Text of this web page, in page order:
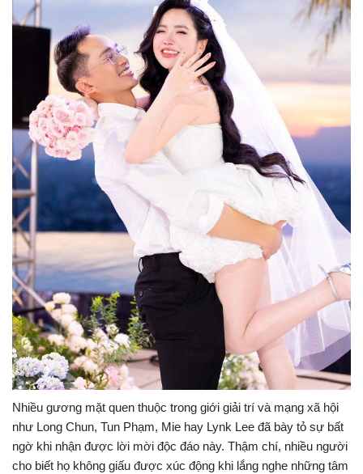
Nhiều gương mặt quen thuộc trong giới giải trí và mạng xã hội
như Long Chun, Tun Phạm, Mie hay Lynk Lee đã bày tỏ sự bất
ngờ khi nhận được lời mời độc đáo này. Thậm chí, nhiều người
cho biết họ không giấu được xúc động khi lắng nghe những tâm